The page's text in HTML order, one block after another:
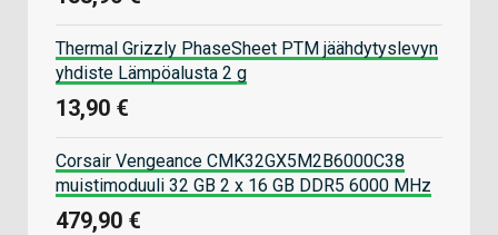
Thermal Grizzly PhaseSheet PTM jäähdytyslevyn
yhdiste Lämpöalusta 2 g
13,90 €
Corsair Vengeance CMK32GX5M2B6000C38
muistimoduuli 32 GB 2 x 16 GB DDR5 6000 MHz
479,90 €